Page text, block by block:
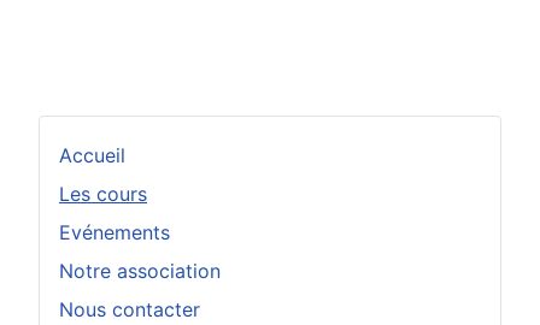
Accueil
Les cours
Evénements
Notre association
Nous contacter